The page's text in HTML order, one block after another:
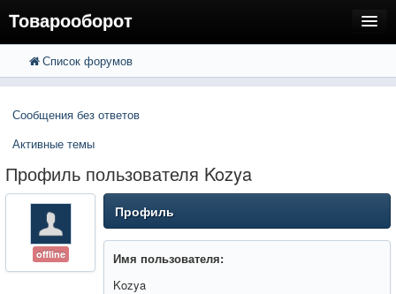
Товарооборот
FAQ
Вход
Расширенный поиск
Список форумов
Сообщения без ответов
Активные темы
Профиль пользователя Kozya
offline
Профиль
Имя пользователя:
Kozya